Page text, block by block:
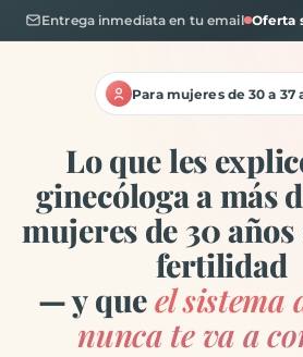
Entrega inmediata en tu email Oferta
Para mujeres de 30 a 37
Lo que les
ginecóloga a más
mujeres de 30
fertilidad
— y queel sistema
nunca te va a